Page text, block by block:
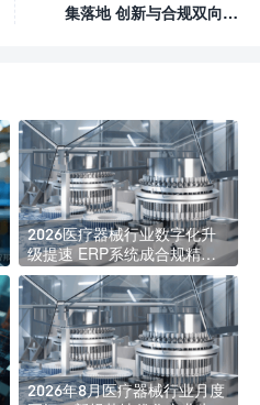
集落地 创新与合规双向提
2026医疗器械行业数字化升
级提速 ERP系统成合规精益
管理核心标配
2026年8月医疗器械行业月度